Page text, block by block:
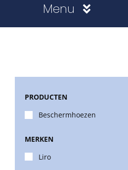
Menu
Stokparasols
PRODUCTEN
Beschermhoezen
MERKEN
Liro